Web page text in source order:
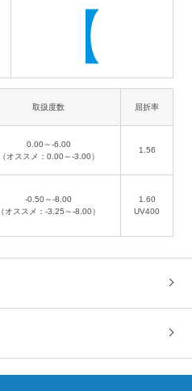
取扱度数 屈折率
0.00～-6.00
（オススメ：0.00～-3.00）
1.56
-0.50～-8.00
（オススメ：-3.25～-8.00）
1.60
UV400